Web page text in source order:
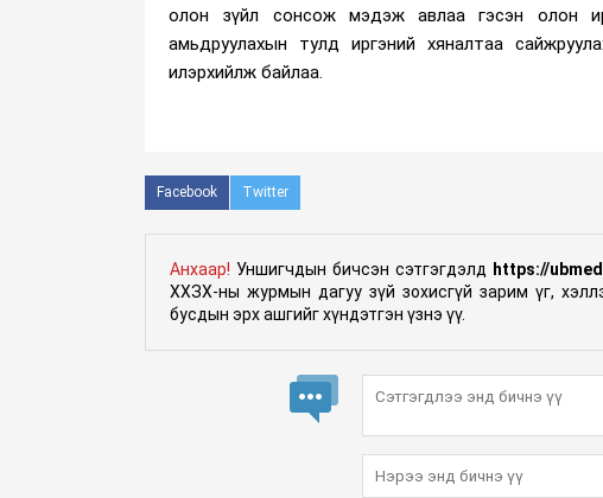
олон зүйл сонсож мэдэж авлаа гэсэн олон
амьдруулахын тулд иргэний хяналтаа
илэрхийлж байлаа.
Facebook Twitter
Анхаар! Уншигчдын бичсэн сэтгэгдэлд https://
ХХЗХ-ны журмын дагуу зүй зохисгүй зарим үг,
бусдын эрх ашгийг хүндэтгэн үзнэ үү.